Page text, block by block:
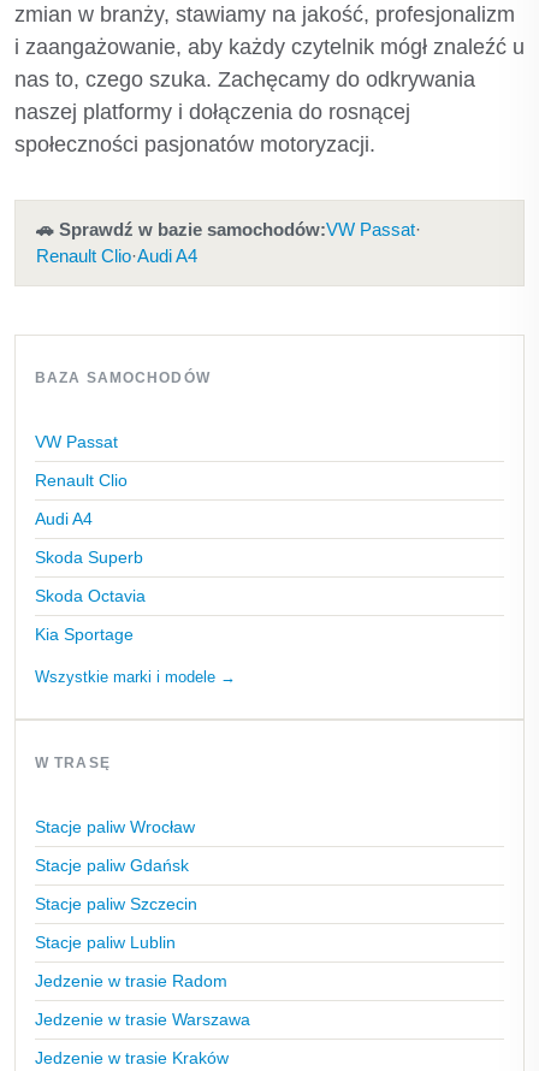
zmian w branży, stawiamy na jakość, profesjonalizm
i zaangażowanie, aby każdy czytelnik mógł znaleźć u
nas to, czego szuka. Zachęcamy do odkrywania
naszej platformy i dołączenia do rosnącej
społeczności pasjonatów motoryzacji.
🚗 Sprawdź w bazie samochodów:VW Passat·
Renault Clio·Audi A4
BAZA SAMOCHODÓW
VW Passat
Renault Clio
Audi A4
Skoda Superb
Skoda Octavia
Kia Sportage
Wszystkie marki i modele →
W TRASĘ
Stacje paliw Wrocław
Stacje paliw Gdańsk
Stacje paliw Szczecin
Stacje paliw Lublin
Jedzenie w trasie Radom
Jedzenie w trasie Warszawa
Jedzenie w trasie Kraków